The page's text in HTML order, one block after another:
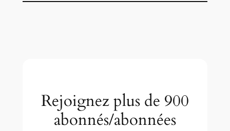
Rejoignez plus de 900
abonnés/abonnées